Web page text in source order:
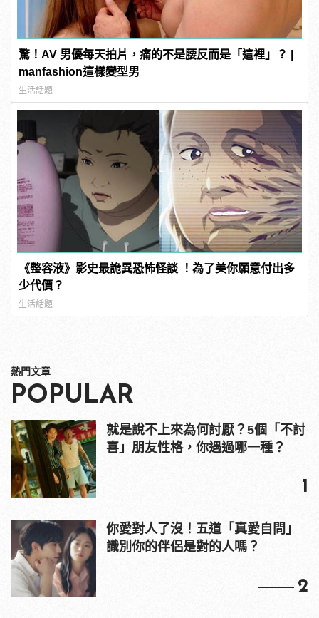
驚！AV 男優每天拍片，痛的不是腰反而是「這裡」？ |
manfashion這樣變型男
生活話題
《整容液》影史最詭異恐怖怪談 ！為了美你願意付出多
少代價？
生活話題
熱門文章
POPULAR
就是說不上來為何討厭？5個「不討
喜」朋友性格，你遇過哪一種？
1
你愛對人了沒！五道「真愛自問」
識別你的伴侶是對的人嗎？
2